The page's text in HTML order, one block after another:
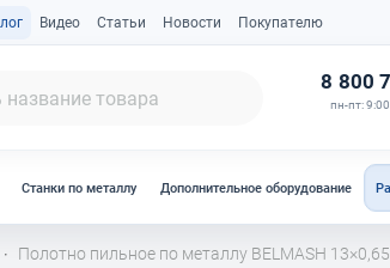
Видео Статьи Новости Покупателю
8 800
пн-пт:
Станки по металлу Дополнительное оборудование
· Полотно пильное по металлу BELMASH